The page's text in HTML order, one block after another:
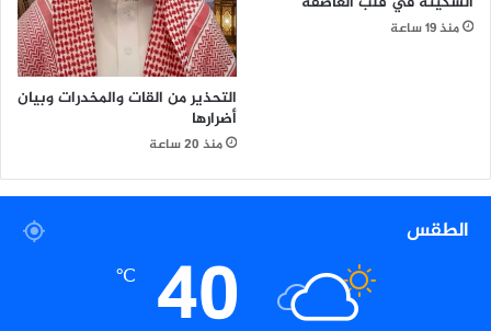
منذ 19 ساعة
التحذير من القات والمخدرات وبيان
أضرارها
منذ 20 ساعة
الطقس
40
℃